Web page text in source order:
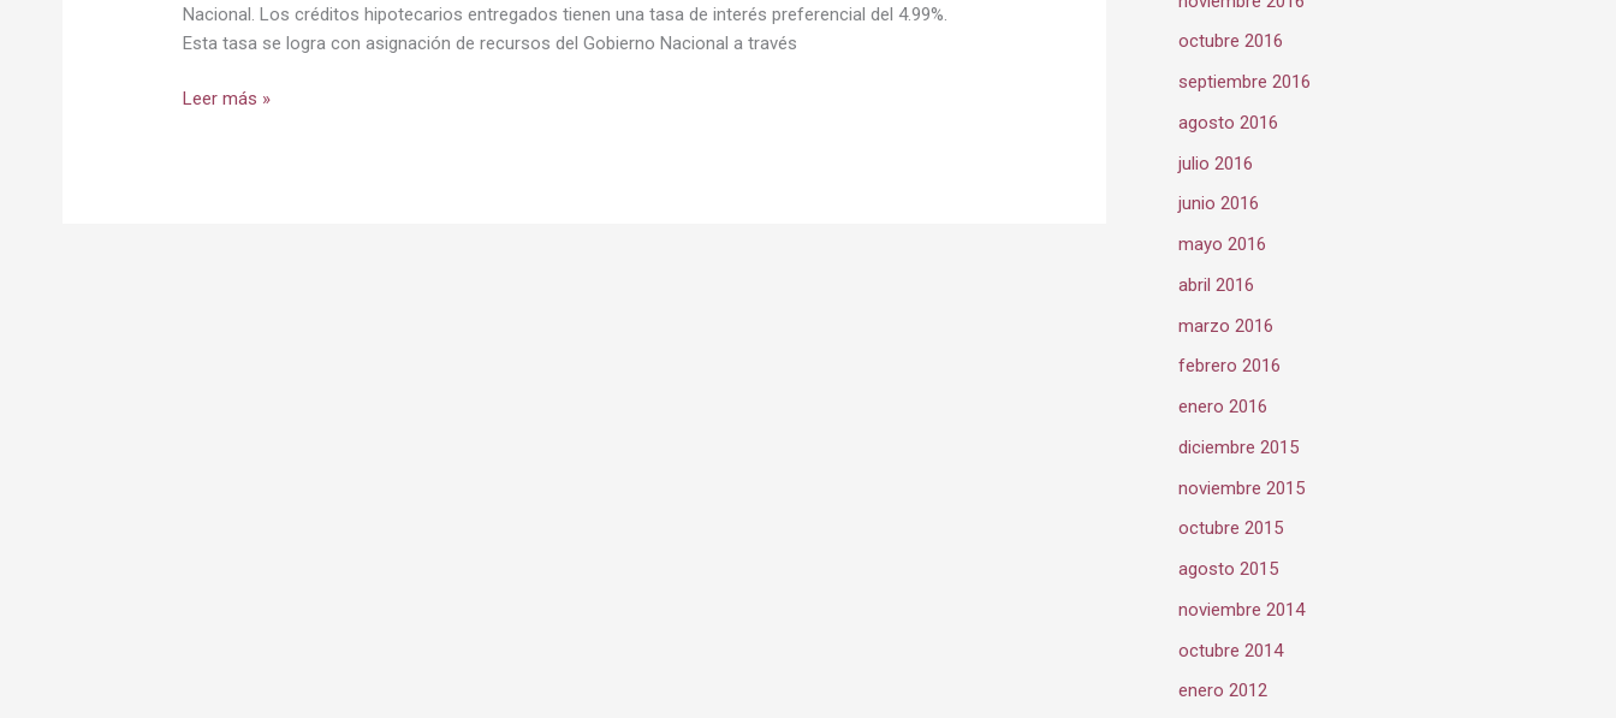
Nacional. Los créditos hipotecarios entregados tienen una tasa de interés preferencial del 4.99%.
Esta tasa se logra con asignación de recursos del Gobierno Nacional a través
del
Rey
Leer más »
octubre 2016
septiembre 2016
agosto 2016
julio 2016
junio 2016
mayo 2016
abril 2016
marzo 2016
febrero 2016
enero 2016
diciembre 2015
noviembre 2015
octubre 2015
agosto 2015
noviembre 2014
octubre 2014
enero 2012